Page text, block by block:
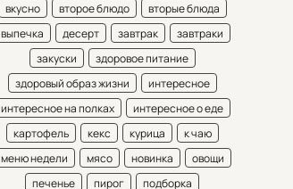
вкусно
второе блюдо
вторые блюда
выпечка
десерт завтрак
завтраки
закуски
здоровое питание
здоровый образ жизни
интересное
интересное на полках
интересное о еде
картофель
кекс курица
к чаю
меню недели
мясо новинка
овощи
печенье
пирог
подборка